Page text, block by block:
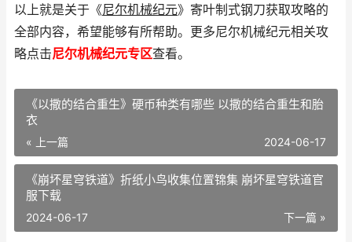
以上就是关于《尼尔机械纪元》寄叶制式钢刀获取攻略的
全部内容，希望能够有所帮助。更多尼尔机械纪元相关攻
略点击尼尔机械纪元专区查看。
《以撒的结合重生》硬币种类有哪些 以撒的结合重生和胎
衣
« 上一篇 2024-06-17
《崩坏星穹铁道》折纸小鸟收集位置锦集 崩坏星穹铁道官
服下载
下一篇 »
2024-06-17